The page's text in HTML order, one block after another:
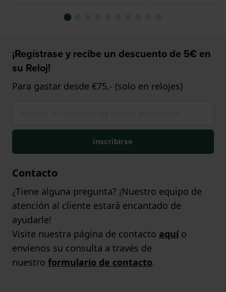
¡Regístrase y recibe un descuento de 5€ en
su Reloj!
Para gastar desde €75,- (solo en relojes)
inscribirse
Contacto
¿Tiene alguna pregunta? ¡Nuestro equipo de
atención al cliente estará encantado de
ayudarle!
Visite nuestra página de contacto aquío
envíenos su consulta a través de
nuestro formulario de contacto.